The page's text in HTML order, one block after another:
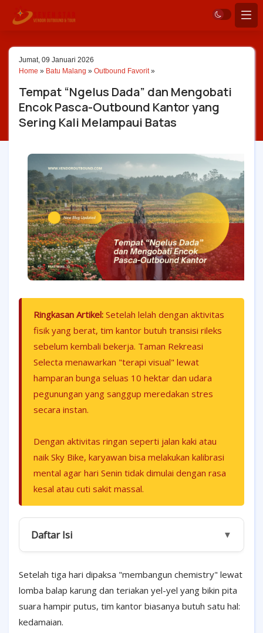
Jumat, 09 Januari 2026
Home » Batu Malang » Outbound Favorit»
Tempat “Ngelus Dada” dan Mengobati
Encok Pasca-Outbound Kantor yang
Sering Kali Melampaui Batas
Ringkasan Artikel: Setelah lelah dengan aktivitas
fisik yang berat, tim kantor butuh transisi rileks
sebelum kembali bekerja. Taman Rekreasi
Selecta menawarkan "terapi visual" lewat
hamparan bunga seluas 10 hektar dan udara
pegunungan yang sanggup meredakan stres
secara instan.
Dengan aktivitas ringan seperti jalan kaki atau
naik Sky Bike, karyawan bisa melakukan kalibrasi
mental agar hari Senin tidak dimulai dengan rasa
kesal atau cuti sakit massal.
Daftar Isi ▼
Setelah tiga hari dipaksa "membangun chemistry" lewat
lomba balap karung dan teriakan yel-yel yang bikin pita
suara hampir putus, tim kantor biasanya butuh satu hal:
kedamaian.